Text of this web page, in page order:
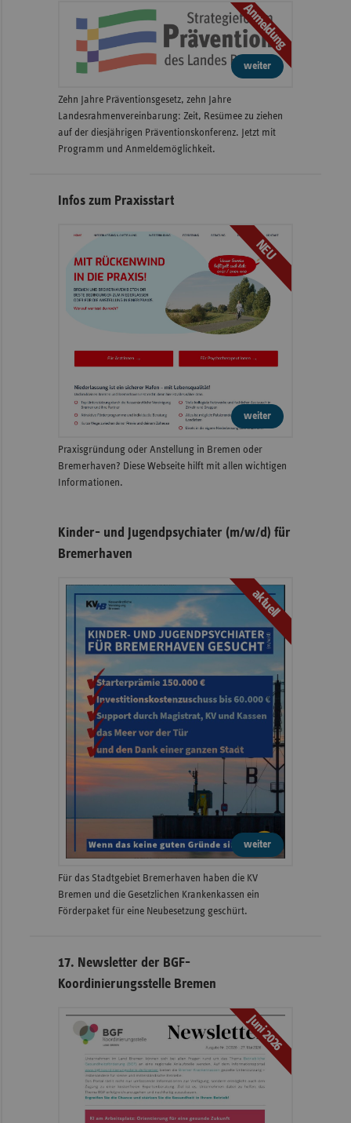
Anmeldung
weiter
Zehn Jahre Präventionsgesetz, zehn Jahre
Landesrahmenvereinbarung: Zeit, Resümee zu ziehen
auf der diesjährigen Präventionskonferenz. Jetzt mit
Programm und Anmeldemöglichkeit.
Infos zum Praxisstart
NEU
weiter
Praxisgründung oder Anstellung in Bremen oder
Bremerhaven? Diese Webseite hilft mit allen wichtigen
Informationen.
Kinder- und Jugendpsychiater (m/w/d) für
Bremerhaven
aktuell
weiter
Für das Stadtgebiet Bremerhaven haben die KV
Bremen und die Gesetzlichen Krankenkassen ein
Förderpaket für eine Neubesetzung geschürt.
17. Newsletter der BGF-
Koordinierungsstelle Bremen
Juni 2026